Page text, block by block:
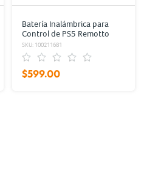
Batería Inalámbrica para
Control de PS5 Remotto
Recargable
SKU: 100211681
$599.00